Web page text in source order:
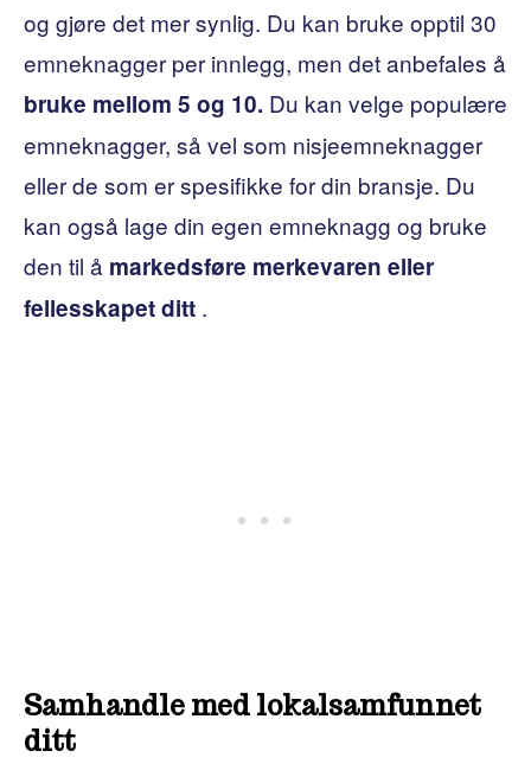
og gjøre det mer synlig. Du kan bruke opptil 30
emneknagger per innlegg, men det anbefales å
bruke mellom 5 og 10. Du kan velge populære
emneknagger, så vel som nisjeemneknagger
eller de som er spesifikke for din bransje. Du
kan også lage din egen emneknagg og bruke
den til å markedsføre merkevaren eller
fellesskapet ditt .
Samhandle med lokalsamfunnet
ditt